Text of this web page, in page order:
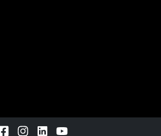
FacebookInstagramLinkedInYoutube